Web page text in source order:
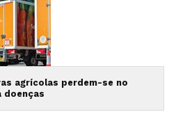
agrícolas perdem-se no